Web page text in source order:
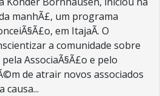
manhÃ£, um programa
em ItajaÃ­. O
a comunidade sobre
AssociaÃ§Ã£o e pelo
de atrair novos associados
causa...